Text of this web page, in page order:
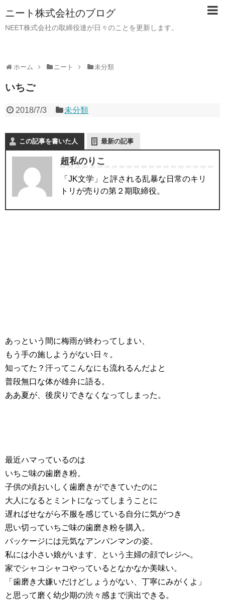
ニート株式会社のブログ
NEET株式会社の取締役達が日々のことを更新します。
ホーム ニート 未分類
いちご
2018/7/3 未分類
この記事を書いた人 最新の記事
超私のりこ
「JK文学」と評される乱暴な日常のキリ
トリが売りの第２期取締役。
あっという間に梅雨が終わってしまい、
もう手の施しようがない日々。
知ってた？汗ってこんなにも流れるんだよと
普段無口な体が雄弁に語る。
ああ夏が、後戻りできなくなってしまった。
最近ハマっているのは
いちご味の歯磨き粉。
子供の頃おいしく歯磨きができていたのに
大人になるとミントになってしまうことに
遅ればせながら不服を感じている自分に気がつき
思い切っていちご味の歯磨き粉を購入。
パッケージには元気なアンパンマンの姿。
私には小さい娘がいます、という主婦の顔でレジへ。
家でシャコシャコやっているとなかなか美味い。
「歯磨き大嫌いだけどしょうがない、丁寧にみがくよ」
と思って磨く幼少期の渋々感まで演出できる。